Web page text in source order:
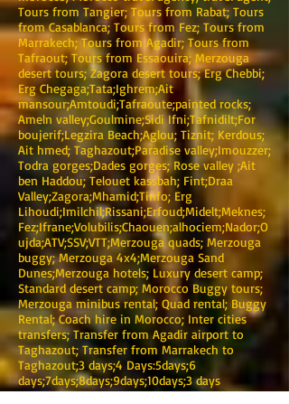
Tours from Tangier; Tours from Rabat; Tours
from Casablanca; Tours from Fez; Tours from
Marrakech; Tours from Agadir; Tours from
Tafraout; Tours from Essaouira; Merzouga
desert tours; Zagora desert tours; Erg Chebbi;
Erg Chegaga;Tata;Ighrem;Ait
mansour;Amtoudi;Tafraoute;painted rocks;
Ameln valley;Goulmine;Sidi Ifni;Tafnidilt;For
boujerif;Legzira Beach;Aglou; Tiznit; Kerdous;
Ait hmed; Taghazout;Paradise valley;Imouzzer;
Todra gorges;Dades gorges; Rose valley ;Ait
ben Haddou; Telouet kassbah; Fint;Draa
Valley;Zagora;Mhamid;Tinfo; Erg
Lihoudi;Imilchil;Rissani;Erfoud;Midelt;Meknes;
Fez;Ifrane;Volubilis;Chaouen;alhociem;Nador;O
ujda;ATV;SSV;VTT;Merzouga quads; Merzouga
buggy; Merzouga 4x4;Merzouga Sand
Dunes;Merzouga hotels; Luxury desert camp;
Standard desert camp; Morocco Buggy tours;
Merzouga minibus rental; Quad rental; Buggy
Rental; Coach hire in Morocco; Inter cities
transfers; Transfer from Agadir airport to
Taghazout; Transfer from Marrakech to
Taghazout;3 days;4 Days:5days;6
days;7days;8days;9days;10days;3 days
Marrakech to fez desert trip;3 Days fez to